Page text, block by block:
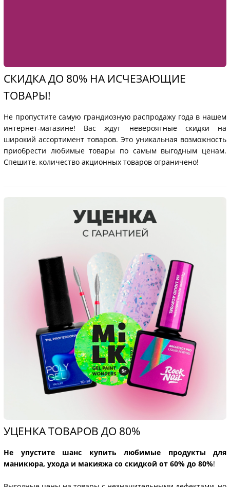
СКИДКА ДО 80% НА ИСЧЕЗАЮЩИЕ
ТОВАРЫ!
Не пропустите самую грандиозную распродажу года в нашем
интернет-магазине! Вас ждут невероятные скидки на
широкий ассортимент товаров. Это уникальная возможность
приобрести любимые товары по самым выгодным ценам.
Спешите, количество акционных товаров ограничено!
УЦЕНКА ТОВАРОВ ДО 80%
Не упустите шанс купить любимые продукты для
маникюра, ухода и макияжа со скидкой от 60% до 80%!